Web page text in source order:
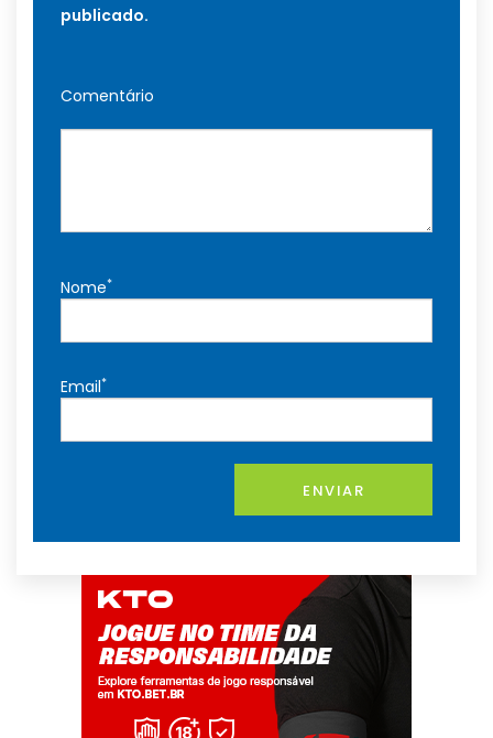
publicado.
Comentário
Nome*
Email*
ENVIAR